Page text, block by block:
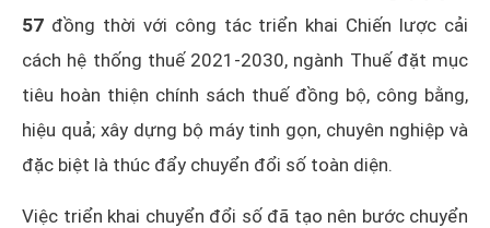
57 đồng thời với công tác triển khai Chiến lược cải
cách hệ thống thuế 2021-2030, ngành Thuế đặt mục
tiêu hoàn thiện chính sách thuế đồng bộ, công bằng,
hiệu quả; xây dựng bộ máy tinh gọn, chuyên nghiệp và
đặc biệt là thúc đẩy chuyển đổi số toàn diện.
Việc triển khai chuyển đổi số đã tạo nên bước chuyển